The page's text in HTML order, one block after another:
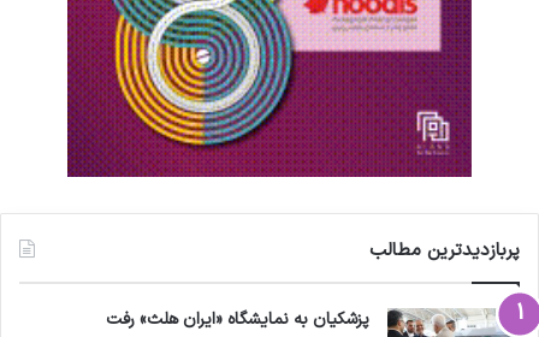
پربازدیدترین مطالب
پزشکیان به نمایشگاه «ایران هلث» رفت